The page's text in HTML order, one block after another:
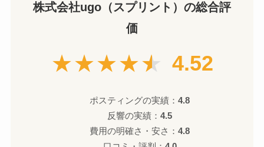
株式会社ugo（スプリント）の総合評
価
★★★★★ 4.52
ポスティングの実績：4.8
反響の実績：4.5
費用の明確さ・安さ：4.8